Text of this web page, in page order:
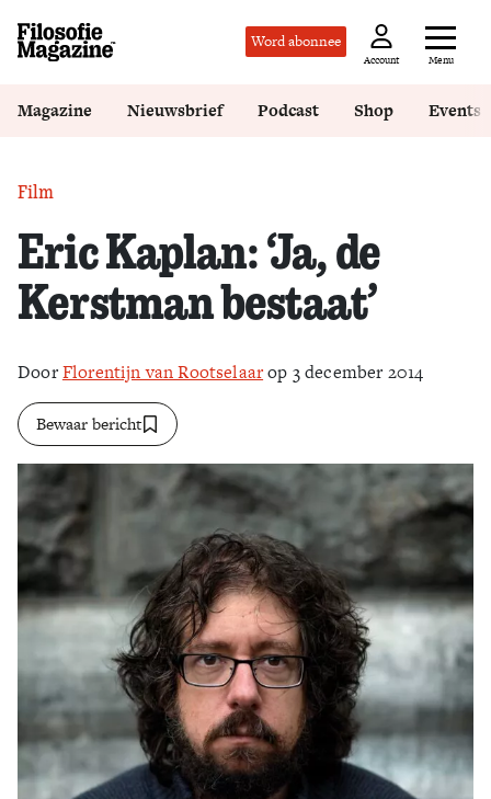
Word abonnee
Account Menu
Zoek
Magazine Nieuwsbrief Podcast Shop Events
Film
Eric Kaplan: ‘Ja, de
Kerstman bestaat’
DoorFlorentijn van Rootselaarop 3 december 2014
Bewaar bericht